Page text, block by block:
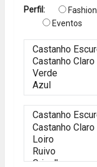
Perfil: Fashion
Eventos